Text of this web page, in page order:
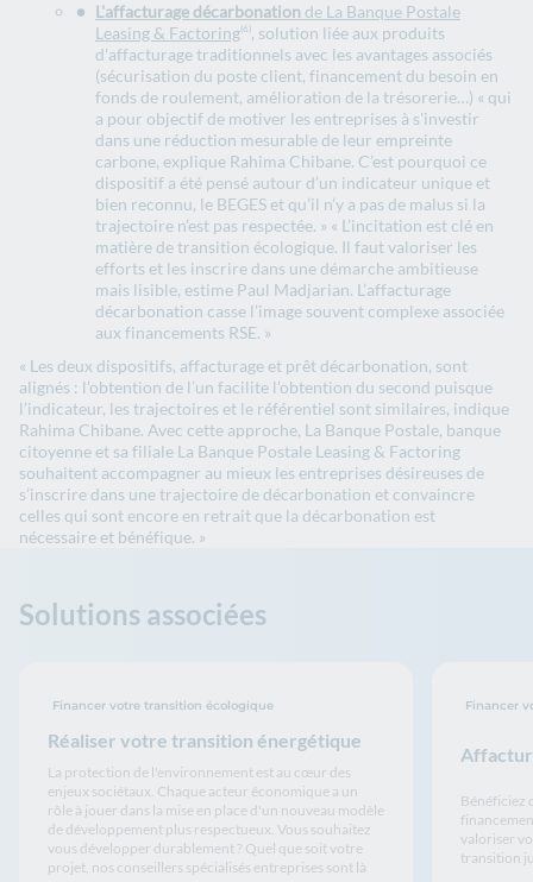
L'affacturage décarbonationde La Banque Postale
Leasing & Factoring(6), solution liée aux produits
d'affacturage traditionnels avec les avantages associés
(sécurisation du poste client, financement du besoin en
fonds de roulement, amélioration de la trésorerie…) « qui
a pour objectif de motiver les entreprises à s'investir
dans une réduction mesurable de leur empreinte
carbone, explique Rahima Chibane. C’est pourquoi ce
dispositif a été pensé autour d’un indicateur unique et
bien reconnu, le BEGES et qu’il n’y a pas de malus si la
trajectoire n’est pas respectée. » « L’incitation est clé en
matière de transition écologique. Il faut valoriser les
efforts et les inscrire dans une démarche ambitieuse
mais lisible, estime Paul Madjarian. L’affacturage
décarbonation casse l’image souvent complexe associée
aux financements RSE. »
« Les deux dispositifs, affacturage et prêt décarbonation, sont
alignés : l’obtention de l’un facilite l’obtention du second puisque
l’indicateur, les trajectoires et le référentiel sont similaires, indique
Rahima Chibane. Avec cette approche, La Banque Postale, banque
citoyenne et sa filiale La Banque Postale Leasing & Factoring
souhaitent accompagner au mieux les entreprises désireuses de
s’inscrire dans une trajectoire de décarbonation et convaincre
celles qui sont encore en retrait que la décarbonation est
nécessaire et bénéfique. »
Solutions associées
Réaliser votre transition énergétique
Financer votre transition écologique
La protection de l'environnement est au cœur des
enjeux sociétaux. Chaque acteur économique a un
rôle à jouer dans la mise en place d'un nouveau modèle
de développement plus respectueux. Vous souhaitez
vous développer durablement ? Quel que soit votre
projet, nos conseillers spécialisés entreprises sont là
Financer
Bénéficiez
valoriser
transition